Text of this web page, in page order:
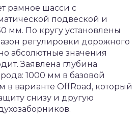
рамное шасси с
подвеской и
мм. По кругу установлены
регулировки дорожного
абсолютные значения
Заявлена глубина
1000 мм в базовой
в варианте OffRoad, который
снизу и другую